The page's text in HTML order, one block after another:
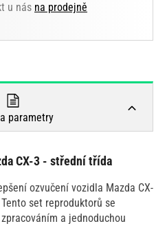
u nás na prodejně
parametry
CX-3 - střední třída
ozvučení vozidla Mazda CX-
set reproduktorů se
a jednoduchou